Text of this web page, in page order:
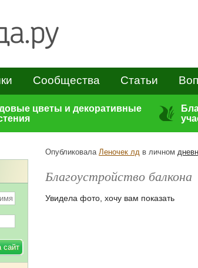
Сообщества Статьи
цветы и декоративные
Опубликовала Леночек лд в личном
Благоустройство балкона
Увидела фото, хочу вам показать